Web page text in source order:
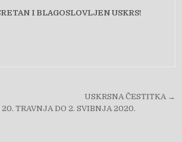
I BLAGOSLOVLJEN USKRS!
USKRSNA ČESTITKA →
TRAVNJA DO 2. SVIBNJA 2020.